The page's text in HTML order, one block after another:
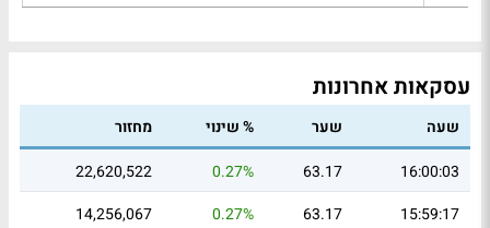
עסקאות אחרונות
שעה שער % שינוי
מחזור
16:00:03
63.17
0.27%
22,620,522
15:59:17
63.17
0.27%
14,256,067